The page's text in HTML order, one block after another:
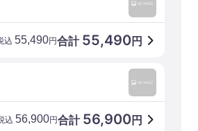
合計 55,490円
込 55,490円
合計 56,900円
込 56,900円